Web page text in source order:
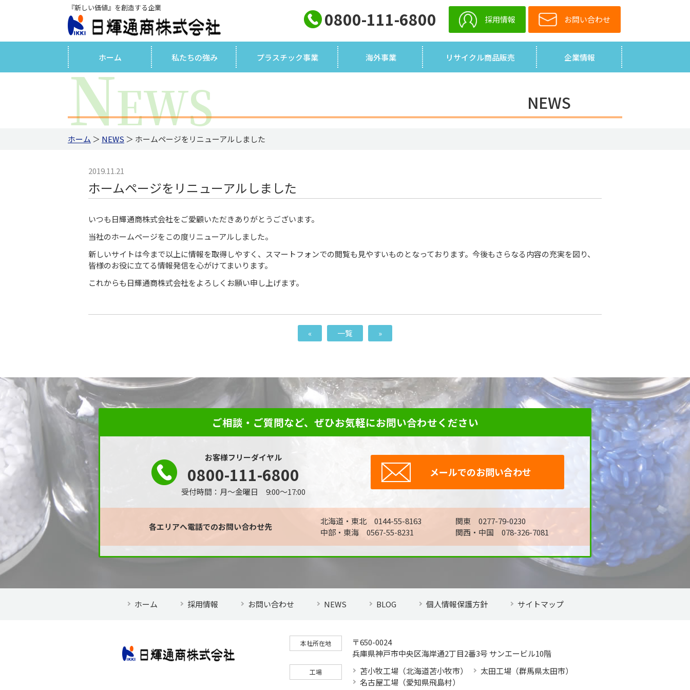
『新しい価値』を創造する企業
0800-111-6800 採用情報 お問い合わせ
ホーム 私たちの強み プラスチック事業 海外事業 リサイクル商品販売 企業情報
NEWS
NEWS
ホーム ＞ NEWS ＞ ホームページをリニューアルしました
2019.11.21
ホームページをリニューアルしました
いつも日輝通商株式会社をご愛顧いただきありがとうございます。
当社のホームページをこの度リニューアルしました。
新しいサイトは今まで以上に情報を取得しやすく、スマートフォンでの閲覧も見やすいものとなっております。今後もさらなる内容の充実を図り、
皆様のお役に立てる情報発信を心がけてまいります。
これからも日輝通商株式会社をよろしくお願い申し上げます。
« 一覧 »
ご相談・ご質問など、ぜひお気軽にお問い合わせください
お客様フリーダイヤル
0800-111-6800
受付時間：月～金曜日 9:00～17:00
メールでのお問い合わせ
各エリアへ電話でのお問い合わせ先
北海道・東北 0144-55-8163
関東 0277-79-0230
中部・東海 0567-55-8231
関西・中国 078-326-7081
ホーム 採用情報 お問い合わせ NEWS BLOG 個人情報保護方針 サイトマップ
本社所在地
〒650-0024
兵庫県神戸市中央区海岸通2丁目2番3号 サンエービル10階
工場 苫小牧工場（北海道苫小牧市）
太田工場（群馬県太田市）
名古屋工場（愛知県飛島村）